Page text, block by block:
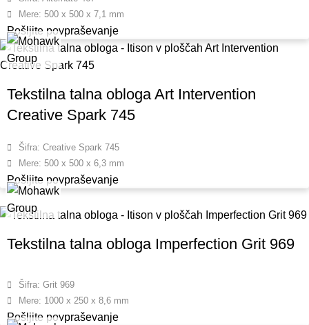
Mere: 500 x 500 x 7,1 mm
Pošljite povpraševanje
Tekstilna talna obloga Art Intervention
Creative Spark 745
Šifra: Creative Spark 745
Mere: 500 x 500 x 6,3 mm
Pošljite povpraševanje
Tekstilna talna obloga Imperfection Grit 969
Šifra: Grit 969
Mere: 1000 x 250 x 8,6 mm
Pošljite povpraševanje